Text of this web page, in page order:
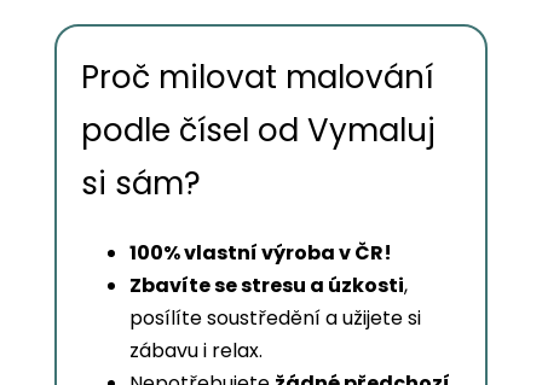
Proč milovat malování
podle čísel od Vymaluj
si sám?
100% vlastní výroba v ČR!
Zbavíte se stresu a úzkosti,
posílíte soustředění a užijete si
zábavu i relax.